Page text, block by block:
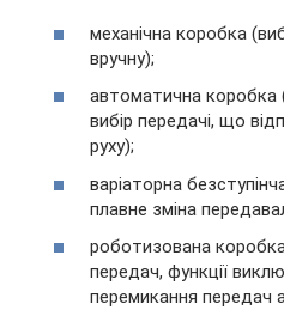
механічна коробка
вручну);
автоматична коробка
вибір передачі, що
руху);
варіаторна
плавне зміна
роботизована
передач, функції
перемикання передач